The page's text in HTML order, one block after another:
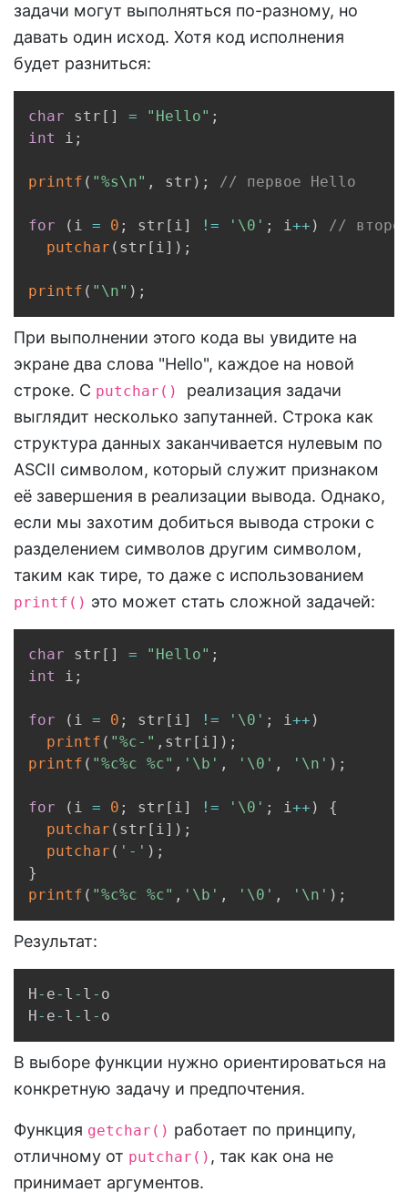
задачи могут выполняться по-разному, но
давать один исход. Хотя код исполнения
будет разниться:
char str [ ] = "Hello" ;
int
i ;
printf ( "%s\n" , str ) ; // первое Hello
for ( i = 0 ; str [ i] != '\0' ; i++ )
//
putchar ( str [ i] ) ;
printf ( "\n" ) ;
При выполнении этого кода вы увидите на
экране два слова "Hello", каждое на новой
строке. С putchar()
реализация задачи
выглядит несколько запутанней. Строка как
структура данных заканчивается нулевым по
ASCII символом, который служит признаком
её завершения в реализации вывода. Однако,
если мы захотим добиться вывода строки с
разделением символов другим символом,
таким как тире, то даже с использованием
printf() это может стать сложной задачей:
char str [ ] = "Hello" ;
int
i ;
for ( i = 0 ; str [ i] != '\0' ; i++ )
printf ( "%c-" , str [ i] ) ;
printf ( "%c%c %c" , '\b' , '\0' , '\n' ) ;
for ( i = 0 ; str [ i] != '\0' ; i++ )
{
putchar ( str [ i] ) ;
putchar ( '-' ) ;
}
printf ( "%c%c %c" , '\b' , '\0' , '\n' ) ;
Результат:
H- e- l - l - o
H- e- l - l - o
В выборе функции нужно ориентироваться на
конкретную задачу и предпочтения.
Функция getchar() работает по принципу,
отличному от putchar() , так как она не
принимает аргументов.